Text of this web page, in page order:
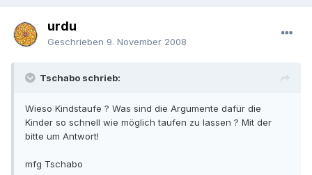
urdu
Geschrieben 9. November 2008
Tschabo schrieb:
Wieso Kindstaufe ? Was sind die Argumente dafür die
Kinder so schnell wie möglich taufen zu lassen ? Mit der
bitte um Antwort!
mfg Tschabo